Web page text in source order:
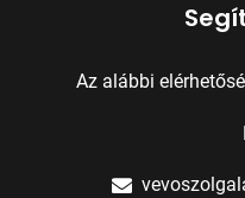
Az alábbi